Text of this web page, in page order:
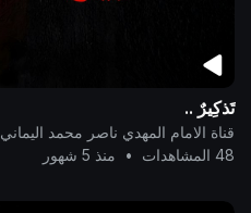
تَذكِيرٌ ..
قناة الامام المهدي ناصر محمد اليماني
48 المشاهدات
• منذ 5 شهور